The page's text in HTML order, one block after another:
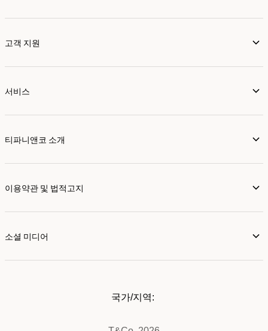
고객 지원
서비스
티파니앤코 소개
이용약관 및 법적고지
소셜 미디어
국가/지역: